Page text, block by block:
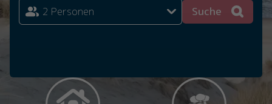
2 Personen Suche